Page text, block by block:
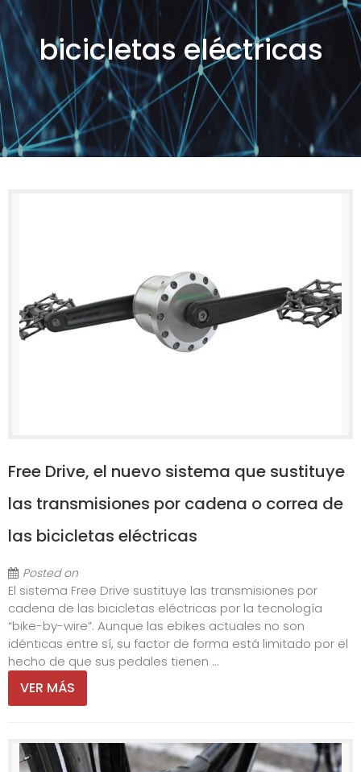
bicicletas eléctricas
Free Drive, el nuevo sistema que sustituye
las transmisiones por cadena o correa de
las bicicletas eléctricas
Posted on
El sistema Free Drive sustituye las transmisiones por
cadena de las bicicletas eléctricas por la tecnología
“bike-by-wire”. Aunque las ebikes actuales no son
idénticas entre sí, su factor de forma está limitado por el
hecho de que sus pedales tienen ...
VER MÁS